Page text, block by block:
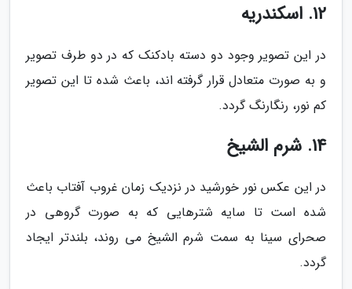
12. اسکندریه
در این تصویر وجود دو دسته بادکنک که در دو طرف تصویر
و به صورت متعادل قرار گرفته اند، باعث شده تا این تصویر
کم نور، رنگارنگ گردد.
14. شرم الشیخ
در این عکس نور خورشید در نزدیک زمان غروب آفتاب باعث
شده است تا سایه شترهایی که به صورت گروهی در
صحرای سینا به سمت شرم الشیخ می روند، بلندتر ایجاد
گردد.